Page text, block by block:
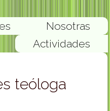
Nosotras
Actividades
teóloga